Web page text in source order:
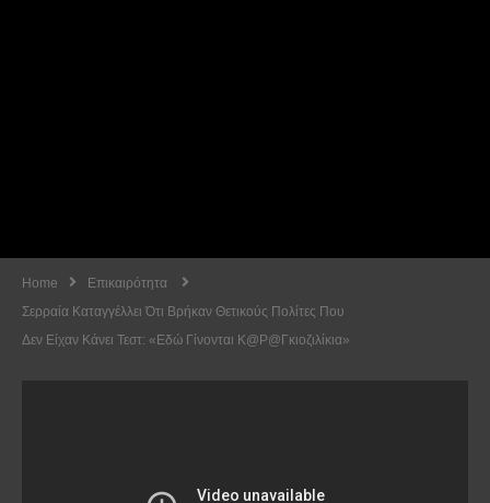
Home
Επικαιρότητα
Σερραία Καταγγέλλει Ότι Βρήκαν Θετικούς Πολίτες Που
Δεν Είχαν Κάνει Τεστ: «Εδώ Γίνονται Κ@ρ@γκιοζιλίκια»